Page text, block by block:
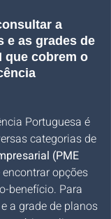
a
e as grades de
que cobrem o
Portuguesa é
categorias de
(PME
opções
benefício. Para
a grade de planos